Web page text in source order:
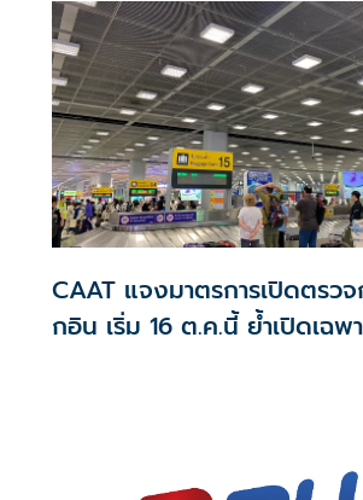
CAAT แจงมาตรการเปิดตรวจ
กอิน เริ่ม 16 ต.ค.นี้ ย้ำเปิดเฉ